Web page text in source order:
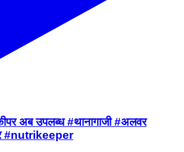
अब उपलब्ध #थानागाजी #अलवर
#nutrikeeper